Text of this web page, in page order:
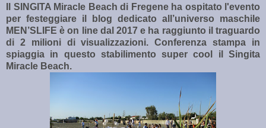
Il SINGITA Miracle Beach di Fregene ha ospitato l'evento
per festeggiare il blog dedicato all’universo maschile
MEN’SLIFE è on line dal 2017 e ha raggiunto il traguardo
di 2 milioni di visualizzazioni. Conferenza stampa in
spiaggia in questo stabilimento super cool il Singita
Miracle Beach.